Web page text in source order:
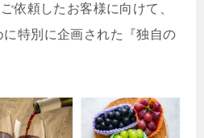
依頼したお客様に向けて、
に特別に企画された『独自の